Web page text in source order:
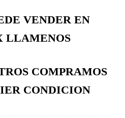
VENDER EN
LLAMENOS
COMPRAMOS
CONDICION